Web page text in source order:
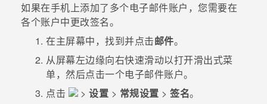
如果在手机上添加了多个电子邮件账户，您需要在
各个账户中更改签名。
在主屏幕中，找到并点击邮件。
从屏幕左边缘向右快速滑动以打开滑出式菜
单，然后点击一个电子邮件账户。
点击
> 设置 > 常规设置 > 签名。